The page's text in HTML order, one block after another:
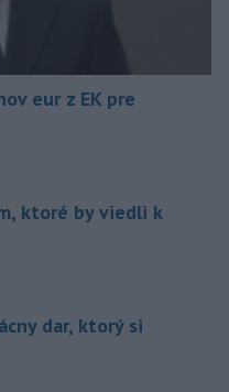
eur z EK pre
ktoré by viedli k
dar, ktorý si